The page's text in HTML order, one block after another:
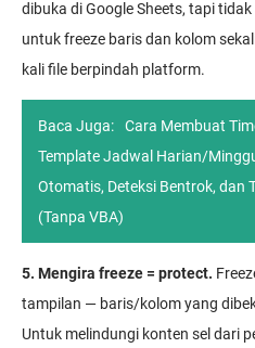
dibuka di Google Sheets, tapi
untuk freeze baris dan kolom
kali file berpindah platform.
Baca Juga:
Cara Membuat
Template Jadwal Harian/
Otomatis, Deteksi Bentrok, dan
(Tanpa VBA)
5. Mengira freeze = protect.
tampilan — baris/kolom yang
Untuk melindungi konten sel dari